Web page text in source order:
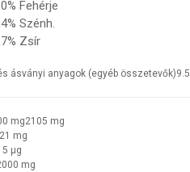
Fehérje
Szénh.
Zsír
ásványi anyagok (egyéb összetevők)9.5
mg2105 mg
21 mg
μg
mg